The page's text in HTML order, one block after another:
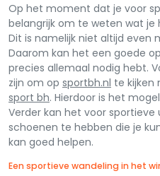
Op het moment dat je voor
belangrijk om te weten wat je
Dit is namelijk niet altijd even
Daarom kan het een goede
precies allemaal nodig hebt.
zijn om op sportbh.nl te kijken
sport bh. Hierdoor is het
Verder kan het voor
schoenen te hebben die je
kan goed helpen.
Een sportieve wandeling in het